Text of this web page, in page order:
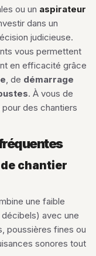
ou un aspirateur
dans un
judicieuse.
vous permettent
en efficacité grâce
, de démarrage
. À vous de
des chantiers
chantier
une faible
avec une
poussières fines ou
sonores tout